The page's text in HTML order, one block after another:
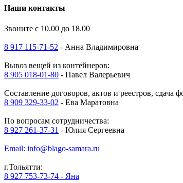
Наши контакты
Звоните с 10.00 до 18.00
8 917 115-71-52 - Анна Владимировна
Вывоз вещей из контейнеров:
8 905 018-01-80 - Павел Валерьевич
Составление договоров, актов и реестров, сдача
8 909 329-33-02 - Ева Маратовна
По вопросам сотрудничества:
8 927 261-37-31 - Юлия Сергеевна
Email: info@blago-samara.ru
г.Тольятти:
8 927 753-73-74 - Яна